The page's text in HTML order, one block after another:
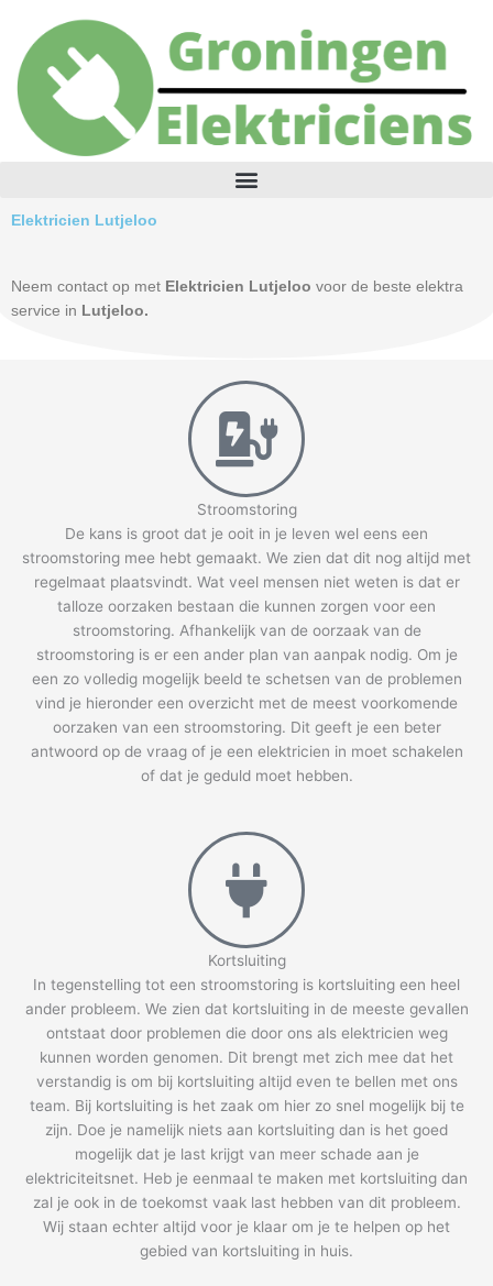
content
Elektricien Lutjeloo
Neem contact op met Elektricien Lutjeloo voor de beste elektra
service in Lutjeloo.
Stroomstoring
De kans is groot dat je ooit in je leven wel eens een
stroomstoring mee hebt gemaakt. We zien dat dit nog altijd met
regelmaat plaatsvindt. Wat veel mensen niet weten is dat er
talloze oorzaken bestaan die kunnen zorgen voor een
stroomstoring. Afhankelijk van de oorzaak van de
stroomstoring is er een ander plan van aanpak nodig. Om je
een zo volledig mogelijk beeld te schetsen van de problemen
vind je hieronder een overzicht met de meest voorkomende
oorzaken van een stroomstoring. Dit geeft je een beter
antwoord op de vraag of je een elektricien in moet schakelen
of dat je geduld moet hebben.
Kortsluiting
In tegenstelling tot een stroomstoring is kortsluiting een heel
ander probleem. We zien dat kortsluiting in de meeste gevallen
ontstaat door problemen die door ons als elektricien weg
kunnen worden genomen. Dit brengt met zich mee dat het
verstandig is om bij kortsluiting altijd even te bellen met ons
team. Bij kortsluiting is het zaak om hier zo snel mogelijk bij te
zijn. Doe je namelijk niets aan kortsluiting dan is het goed
mogelijk dat je last krijgt van meer schade aan je
elektriciteitsnet. Heb je eenmaal te maken met kortsluiting dan
zal je ook in de toekomst vaak last hebben van dit probleem.
Wij staan echter altijd voor je klaar om je te helpen op het
gebied van kortsluiting in huis.